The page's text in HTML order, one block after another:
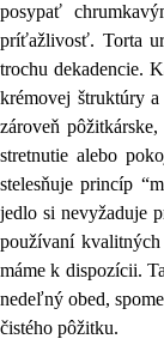
posypať
príťažlivosť. Torta
trochu dekadencie.
krémovej štruktúry
zároveň
stretnutie alebo
stelesňuje princíp
jedlo si nevyžaduje
používaní
máme k dispozícii.
nedeľný obed,
čistého pôžitku.